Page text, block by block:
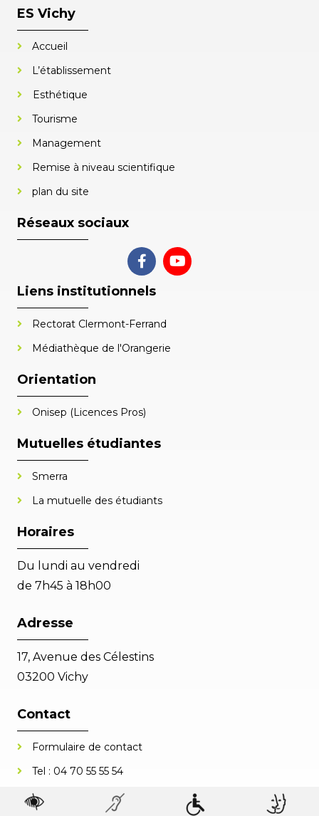
ES Vichy
Accueil
L’établissement
Esthétique
Tourisme
Management
Remise à niveau scientifique
plan du site
Réseaux sociaux
Liens institutionnels
Rectorat Clermont-Ferrand
Médiathèque de l'Orangerie
Orientation
Onisep (Licences Pros)
Mutuelles étudiantes
Smerra
La mutuelle des étudiants
Horaires
Du lundi au vendredi
de 7h45 à 18h00
Adresse
17, Avenue des Célestins
03200 Vichy
Contact
Formulaire de contact
Tel : 04 70 55 55 54